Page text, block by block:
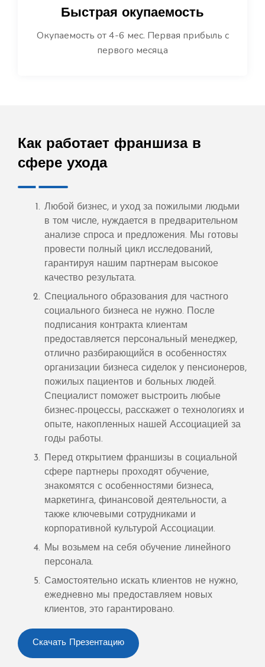
Быстрая окупаемость
Окупаемость от 4-6 мес. Первая прибыль с
первого месяца
Как работает франшиза в
сфере ухода
Любой бизнес, и уход за пожилыми людьми
в том числе, нуждается в предварительном
анализе спроса и предложения. Мы готовы
провести полный цикл исследований,
гарантируя нашим партнерам высокое
качество результата.
Специального образования для частного
социального бизнеса не нужно. После
подписания контракта клиентам
предоставляется персональный менеджер,
отлично разбирающийся в особенностях
организации бизнеса сиделок у пенсионеров,
пожилых пациентов и больных людей.
Специалист поможет выстроить любые
бизнес-процессы, расскажет о технологиях и
опыте, накопленных нашей Ассоциацией за
годы работы.
Перед открытием франшизы в социальной
сфере партнеры проходят обучение,
знакомятся с особенностями бизнеса,
маркетинга, финансовой деятельности, а
также ключевыми сотрудниками и
корпоративной культурой Ассоциации.
Мы возьмем на себя обучение линейного
персонала.
Самостоятельно искать клиентов не нужно,
ежедневно мы предоставляем новых
клиентов, это гарантировано.
Скачать Презентацию